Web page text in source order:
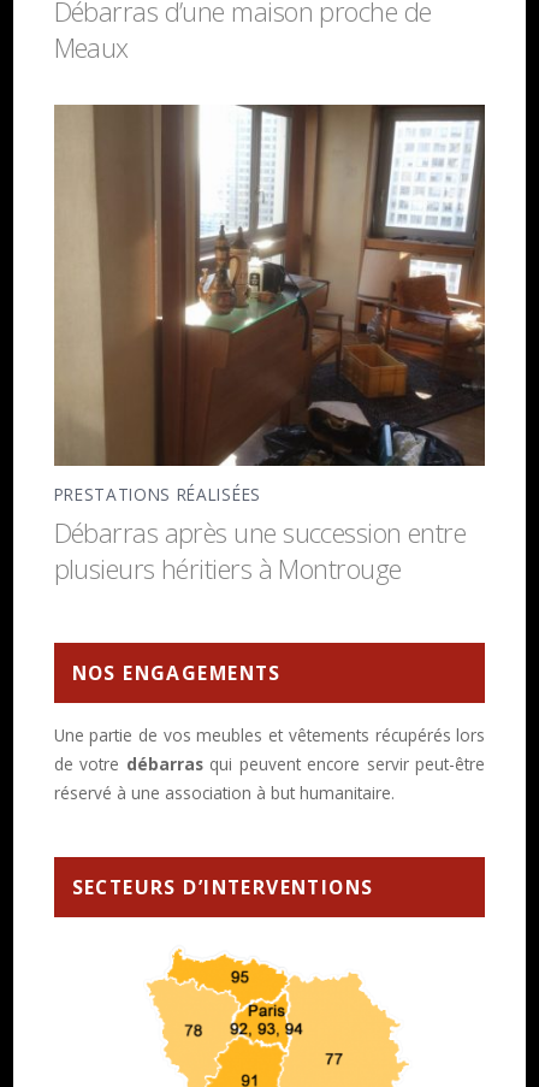
Débarras d’une maison proche de
Meaux
PRESTATIONS RÉALISÉES
Débarras après une succession entre
plusieurs héritiers à Montrouge
NOS ENGAGEMENTS
Une partie de vos meubles et vêtements récupérés lors
de votre débarrasqui peuvent encore servir peut-être
réservé à une association à but humanitaire.
SECTEURS D’INTERVENTIONS